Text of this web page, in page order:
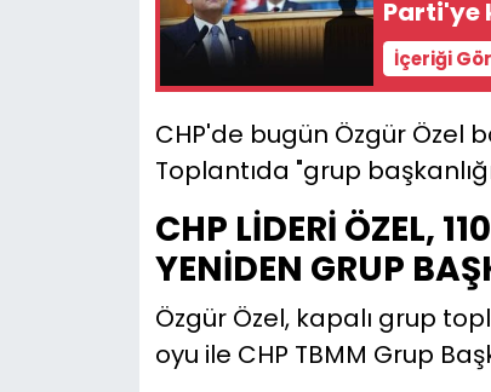
Parti'ye
İçeriği
CHP'de bugün Özgür Özel
Toplantıda "grup
CHP LİDERİ ÖZEL,
YENİDEN GRUP
Özgür Özel, kapalı grup
oyu ile CHP TBMM Grup